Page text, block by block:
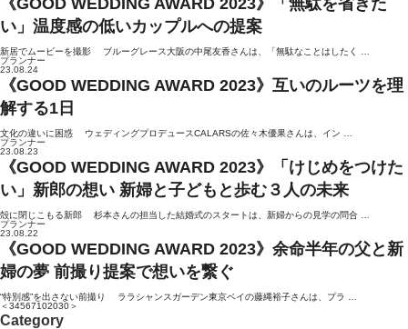
《GOOD WEDDING AWARD 2023》「無駄を省きた
い」温度感の低いカップルへの提案
新居でムービーを撮影 ブルーグレース大阪の中尾友香さんは、「無駄なことはしたく …
プランナー
23.08.24
《GOOD WEDDING AWARD 2023》互いのルーツを理
解する1日
文化の違いに困惑 ウェディングプロデュースCALARSの佐々木優果さんは、イン …
プランナー
23.08.23
《GOOD WEDDING AWARD 2023》「けじめをつけた
い」新郎の想い 新婦と子どもと歩む３人の未来
殻に閉じこもる新郎 杉本さんの担当した結婚式のスタートは、新婦からの見学の問合 …
プランナー
23.08.22
《GOOD WEDDING AWARD 2023》余命半年の父と新
婦の夢 前撮り提案で想いを繋ぐ
“特別感”を出さない前撮り ララシャンスガーデン東京ベイの藤縄裕子さんは、プラ …
＜34567102030＞
Category